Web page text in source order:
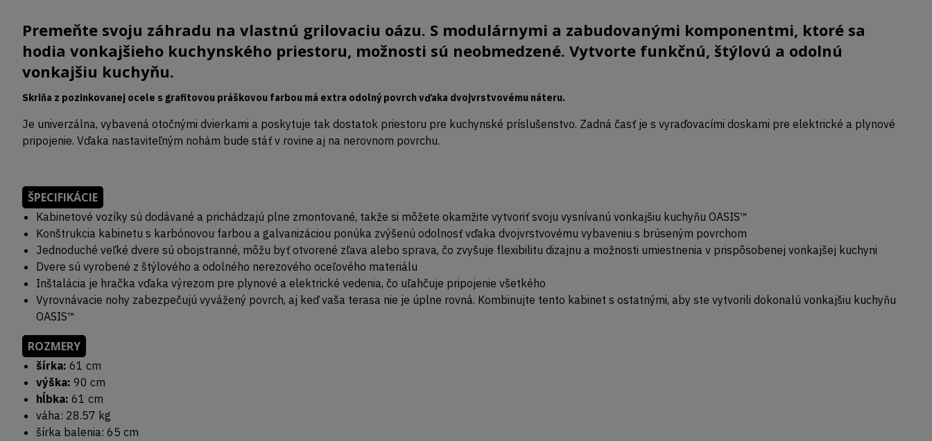
Premeňte svoju záhradu na vlastnú grilovaciu oázu. S modulárnymi a zabudovanými komponentmi, ktoré sa
hodia vonkajšieho kuchynského priestoru, možnosti sú neobmedzené. Vytvorte funkčnú, štýlovú a odolnú
vonkajšiu kuchyňu.
Skriňa z pozinkovanej ocele s grafitovou práškovou farbou má extra odolný povrch vďaka dvojvrstvovému náteru.
Je univerzálna, vybavená otočnými dvierkami a poskytuje tak dostatok priestoru pre kuchynské príslušenstvo. Zadná časť je s vyraďovacími doskami pre elektrické a plynové
pripojenie. Vďaka nastaviteľným nohám bude stáť v rovine aj na nerovnom povrchu.
ŠPECIFIKÁCIE
Kabinetové vozíky sú dodávané a prichádzajú plne zmontované, takže si môžete okamžite vytvoriť svoju vysnívanú vonkajšiu kuchyňu OASIS™
Konštrukcia kabinetu s karbónovou farbou a galvanizáciou ponúka zvýšenú odolnosť vďaka dvojvrstvovému vybaveniu s brúseným povrchom
Jednoduché veľké dvere sú obojstranné, môžu byť otvorené zľava alebo sprava, čo zvyšuje flexibilitu dizajnu a možnosti umiestnenia v prispôsobenej vonkajšej kuchyni
Dvere sú vyrobené z štýlového a odolného nerezového oceľového materiálu
Inštalácia je hračka vďaka výrezom pre plynové a elektrické vedenia, čo uľahčuje pripojenie všetkého
Vyrovnávacie nohy zabezpečujú vyvážený povrch, aj keď vaša terasa nie je úplne rovná. Kombinujte tento kabinet s ostatnými, aby ste vytvorili dokonalú vonkajšiu kuchyňu
OASIS™
ROZMERY
šírka: 61 cm
výška: 90 cm
hĺbka: 61 cm
váha: 28.57 kg
šírka balenia: 65 cm